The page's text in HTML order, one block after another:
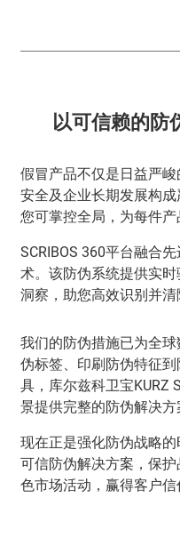
以可信赖的防
假冒产品不仅是日益严
安全及企业长期发展构
您可掌控全局，为每件产
SCRIBOS 360平台融合
术。该防伪系统提供实
洞察，助您高效识别并清
我们的防伪措施已为全
伪标签、印刷防伪特征
具，库尔兹科卫宝KURZ
景提供完整的防伪解决方
现在正是强化防伪战略
可信防伪解决方案，保
色市场活动，赢得客户信